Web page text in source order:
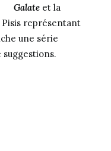
Galate et la
représentant
une série